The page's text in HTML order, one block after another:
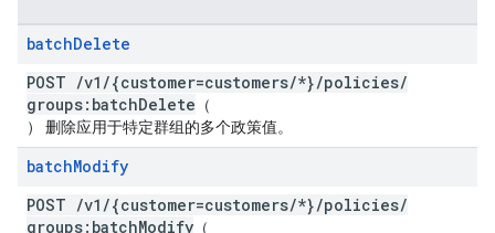
batchDelete
POST /v1 /{customer=customers/*}/policies/
groups:batchDelete （
） 删除应用于特定群组的多个政策值。
batchModify
POST /v1 /{customer=customers/*}/policies/
groups:batchModify （